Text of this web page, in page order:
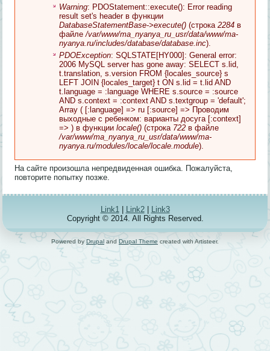
Warning: PDOStatement::execute(): Error reading
result set's header в функции
DatabaseStatementBase->execute() (строка2284 в
файле/var/www/ma_nyanya_ru_usr/data/www/ma-
nyanya.ru/includes/database/database.inc).
PDOException: SQLSTATE[HY000]: General error:
2006 MySQL server has gone away: SELECT s.lid,
t.translation, s.version FROM {locales_source} s
LEFT JOIN {locales_target} t ON s.lid = t.lid AND
t.language = :language WHERE s.source = :source
AND s.context = :context AND s.textgroup = 'default';
Array ( [:language] => ru [:source] => Проводим
выходные с ребенком: варианты досуга [:context]
=> ) в функцииlocale() (строка 722 в файле
/var/www/ma_nyanya_ru_usr/data/www/ma-
nyanya.ru/modules/locale/locale.module).
На сайте произошла непредвиденная ошибка. Пожалуйста,
повторите попытку позже.
Link1 | Link2| Link3
Copyright © 2014. All Rights Reserved.
Powered by Drupal and Drupal Theme created with Artisteer.